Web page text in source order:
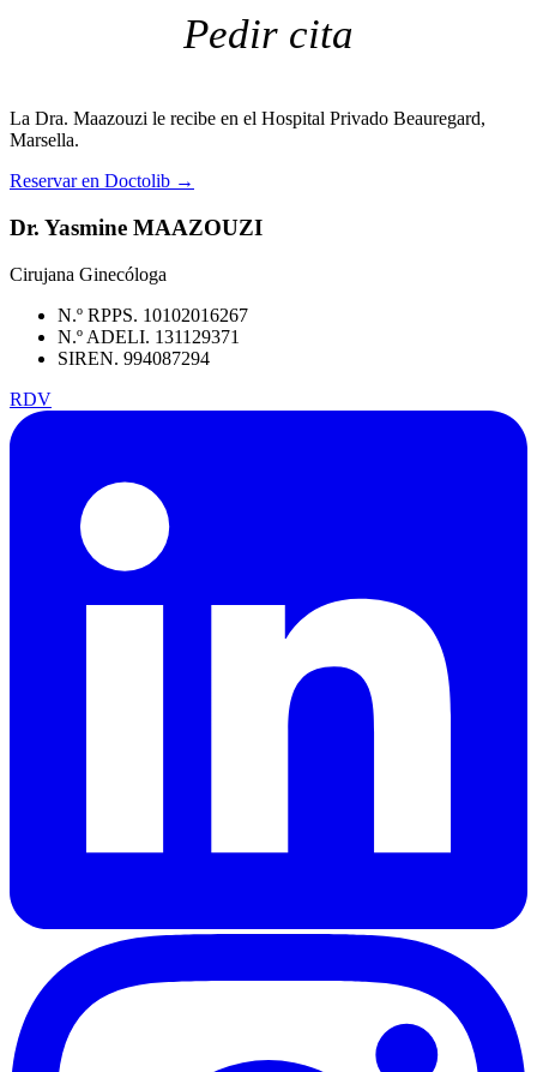
Pedir cita
La Dra. Maazouzi le recibe en el Hospital Privado Beauregard,
Marsella.
Reservar en Doctolib →
Dr. Yasmine MAAZOUZI
Cirujana Ginecóloga
N.º RPPS. 10102016267
N.º ADELI. 131129371
SIREN. 994087294
RDV